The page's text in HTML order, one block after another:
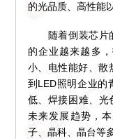
的光品质、高性能
随着倒装芯片的
的企业越来越多
小、电性能好、散
到LED照明企业的
低、焊接困难、光
未来发展趋势，
子、晶科、晶台等